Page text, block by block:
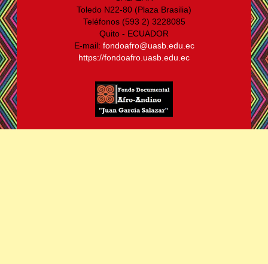
Toledo N22-80 (Plaza Brasilia)
Teléfonos (593 2) 3228085
Quito - ECUADOR
E-mail: fondoafro@uasb.edu.ec
https://fondoafro.uasb.edu.ec